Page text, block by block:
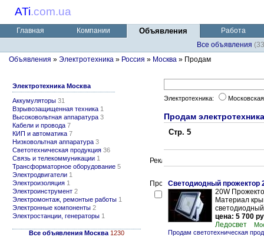
ATi.com.ua
Главная Компании Объявления
Работа
Все объявления
Объявления » Электротехника » Россия » Москва » Продам
Электротехника Москва
Аккумуляторы 31
Взрывозащищенная техника 1
Высоковольтная аппаратура 3
Кабели и провода 7
КИП и автоматика 7
Низковольтная аппаратура 3
Светотехническая продукция 36
Связь и телекоммуникации 1
Трансформаторное оборудование 5
Электродвигатели 1
Электроизоляция 1
Электроинструмент 2
Электромонтаж, ремонтые работы 1
Электронные компоненты 2
Электростанции, генераторы 1
Все объявления Москва 1230
Электротехника:
Продам
Стр. 5
Светодиодный прожектор
20W
Материал
светодиодный
цена: 5 700
Ледосвет
Продам светотехническая